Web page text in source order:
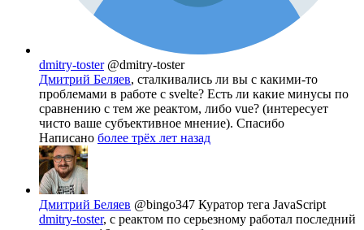
dmitry-toster @dmitry-toster
Дмитрий Беляев, сталкивались ли вы с какими-то
проблемами в работе с svelte? Есть ли какие минусы по
сравнению с тем же реактом, либо vue? (интересует
чисто ваше субъективное мнение). Спасибо
Написано более трёх лет назад
Дмитрий Беляев @bingo347 Куратор тега JavaScript
dmitry-toster, с реактом по серьезному работал последний